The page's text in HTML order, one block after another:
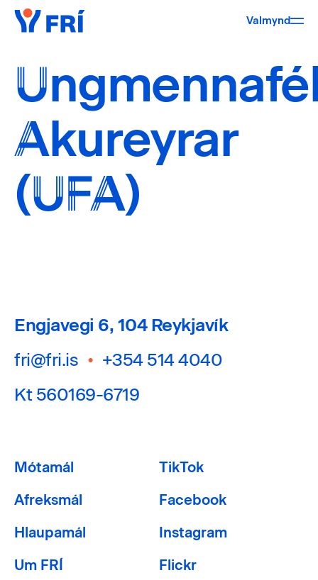
Valmynd
Akureyrar
(UFA)
Engjavegi 6, 104 Reykjavík
fri@fri.is • +354 514 4040
Kt 560169-6719
Mótamál
Afreksmál
Hlaupamál
Um FRÍ
TikTok
Facebook
Instagram
Flickr